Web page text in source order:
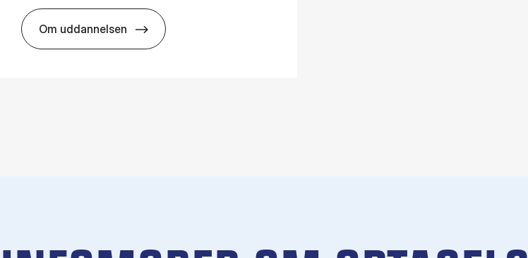
Om uddannelsen
BSc in In­ter­na­tion­al Busi­ness and Polit­ics